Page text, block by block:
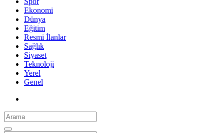
Ekonomi
Dünya
Eğitim
Resmi İlanlar
Sağlık
Siyaset
Teknoloji
Yerel
Genel